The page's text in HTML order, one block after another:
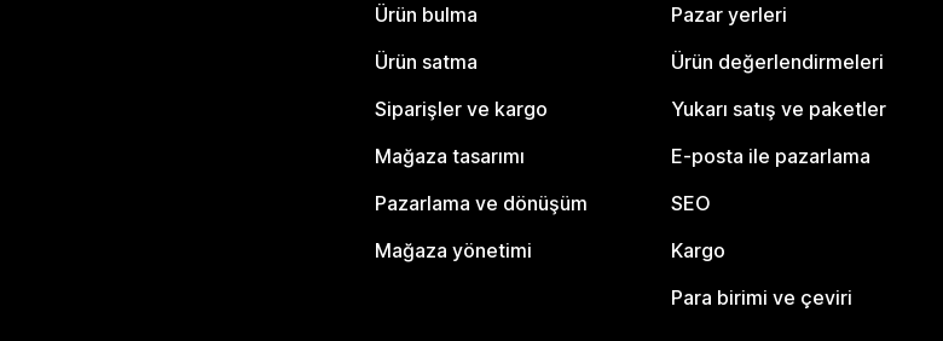
Ürün bulma
Ürün satma
Siparişler ve kargo
Mağaza tasarımı
Pazarlama ve dönüşüm
Mağaza yönetimi
Pazar yerleri
Ürün değerlendirmeleri
Yukarı satış ve paketler
E-posta ile pazarlama
SEO
Kargo
Para birimi ve çeviri